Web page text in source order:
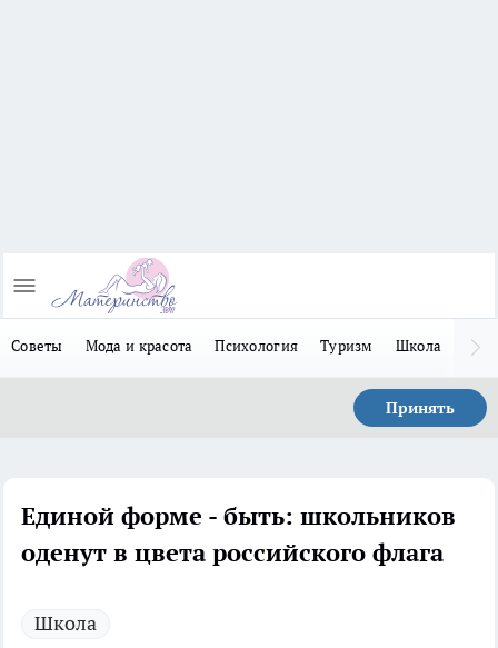
Советы Мода и красота Психология Туризм Школа
Принять
Единой форме - быть: школьников
оденут в цвета российского флага
Школа